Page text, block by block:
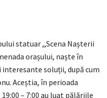
statuar ,,Scena Nașterii
orașului, naște în
soluții, după cum
Aceștia, în perioada
– 7:00 au luat pălăriile